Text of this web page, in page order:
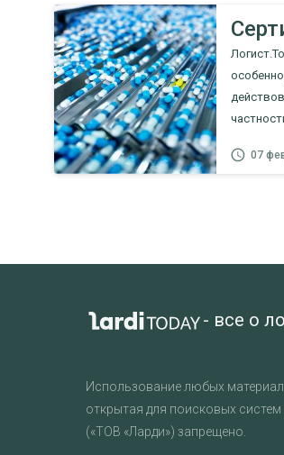
07
- все о
Использование любых
открытая для поисковых
(«ТОВ «Ларди») запрещено.